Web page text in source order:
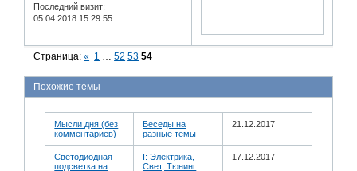
Последний визит:
05.04.2018 15:29:55
Страница:« 1 … 52 53 54
Похожие темы
Мысли дня (без
комментариев)
Беседы на
разные темы
21.12.2017
Светодиодная
подсветка на
I: Электрика,
Свет, Тюнинг
17.12.2017